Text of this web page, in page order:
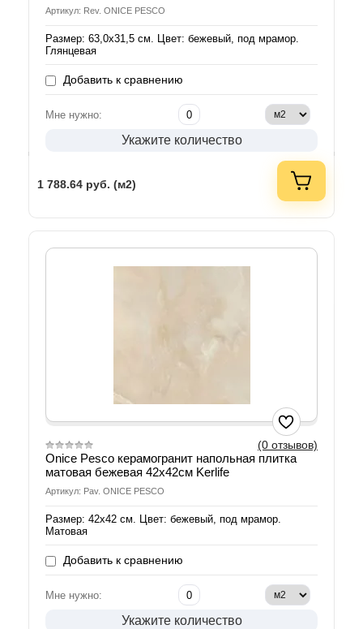
Артикул: Rev. ONICE PESCO
Размер: 63,0х31,5 см. Цвет: бежевый, под мрамор.
Глянцевая
Добавить к сравнению
Мне нужно:
Укажите количество
1 788.64 руб. (м2)
(0 отзывов)
Onice Pesco керамогранит напольная плитка
матовая бежевая 42x42см Kerlife
Артикул: Pav. ONICE PESCO
Размер: 42х42 см. Цвет: бежевый, под мрамор.
Матовая
Добавить к сравнению
Мне нужно:
Укажите количество